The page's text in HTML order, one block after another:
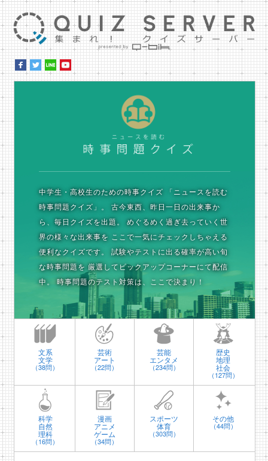
中学生・高校生のための時事クイズ 「ニュースを読む
時事問題クイズ」。
古今東西、昨日一日の出来事か
ら、毎日クイズを出題。
めぐるめく過ぎ去っていく世
界の様々な出来事を ここで一気にチェックしちゃえる
便利なクイズです。
試験やテストに出る確率が高い旬
な時事問題を 厳選してピックアップコーナーにて配信
中。
時事問題のテスト対策は、ここで決まり！
文系
文学
（38問）
芸術
アート
（22問）
芸能
エンタメ
（234問）
歴史
地理
社会
（127問）
科学
自然
理科
（16問）
漫画
アニメ
ゲーム
（34問）
スポーツ
体育
（303問）
その他
（44問）